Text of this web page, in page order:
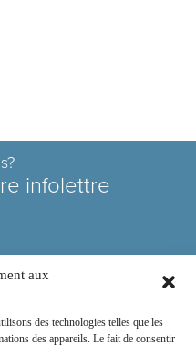
aux
des technologies telles que les
des appareils. Le fait de consentir
infolettre